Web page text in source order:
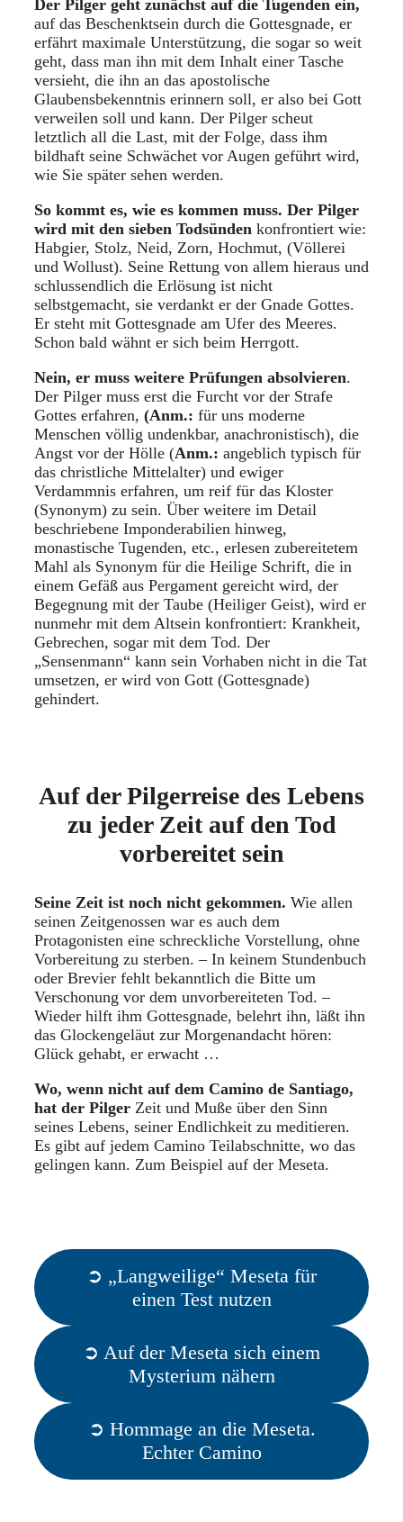
Der Pilger geht zunächst auf die Tugenden ein,
auf das Beschenktsein durch die Gottesgnade, er
erfährt maximale Unterstützung, die sogar so weit
geht, dass man ihn mit dem Inhalt einer Tasche
versieht, die ihn an das apostolische
Glaubensbekenntnis erinnern soll, er also bei Gott
verweilen soll und kann. Der Pilger scheut
letztlich all die Last, mit der Folge, dass ihm
bildhaft seine Schwächet vor Augen geführt wird,
wie Sie später sehen werden.
So kommt es, wie es kommen muss. Der Pilger
wird mit den sieben Todsünden konfrontiert wie:
Habgier, Stolz, Neid, Zorn, Hochmut, (Völlerei
und Wollust). Seine Rettung von allem hieraus und
schlussendlich die Erlösung ist nicht
selbstgemacht, sie verdankt er der Gnade Gottes.
Er steht mit Gottesgnade am Ufer des Meeres.
Schon bald wähnt er sich beim Herrgott.
Nein, er muss weitere Prüfungen absolvieren.
Der Pilger muss erst die Furcht vor der Strafe
Gottes erfahren, (Anm.: für uns moderne
Menschen völlig undenkbar, anachronistisch), die
Angst vor der Hölle (Anm.: angeblich typisch für
das christliche Mittelalter) und ewiger
Verdammnis erfahren, um reif für das Kloster
(Synonym) zu sein. Über weitere im Detail
beschriebene Imponderabilien hinweg,
monastische Tugenden, etc., erlesen zubereitetem
Mahl als Synonym für die Heilige Schrift, die in
einem Gefäß aus Pergament gereicht wird, der
Begegnung mit der Taube (Heiliger Geist), wird er
nunmehr mit dem Altsein konfrontiert: Krankheit,
Gebrechen, sogar mit dem Tod. Der
„Sensenmann“ kann sein Vorhaben nicht in die Tat
umsetzen, er wird von Gott (Gottesgnade)
gehindert.
Auf der Pilgerreise des Lebens
zu jeder Zeit auf den Tod
vorbereitet sein
Seine Zeit ist noch nicht gekommen. Wie allen
seinen Zeitgenossen war es auch dem
Protagonisten eine schreckliche Vorstellung, ohne
Vorbereitung zu sterben. – In keinem Stundenbuch
oder Brevier fehlt bekanntlich die Bitte um
Verschonung vor dem unvorbereiteten Tod. –
Wieder hilft ihm Gottesgnade, belehrt ihn, läßt ihn
das Glockengeläut zur Morgenandacht hören:
Glück gehabt, er erwacht …
Wo, wenn nicht auf dem Camino de Santiago,
hat der Pilger Zeit und Muße über den Sinn
seines Lebens, seiner Endlichkeit zu meditieren.
Es gibt auf jedem Camino Teilabschnitte, wo das
gelingen kann. Zum Beispiel auf der Meseta.
➲ „Langweilige“ Meseta für
einen Test nutzen
➲ Auf der Meseta sich einem
Mysterium nähern
➲ Hommage an die Meseta.
Echter Camino